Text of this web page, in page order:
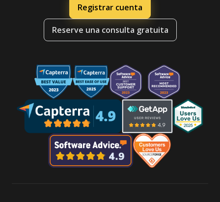
Registrar cuenta
Reserve una consulta gratuita